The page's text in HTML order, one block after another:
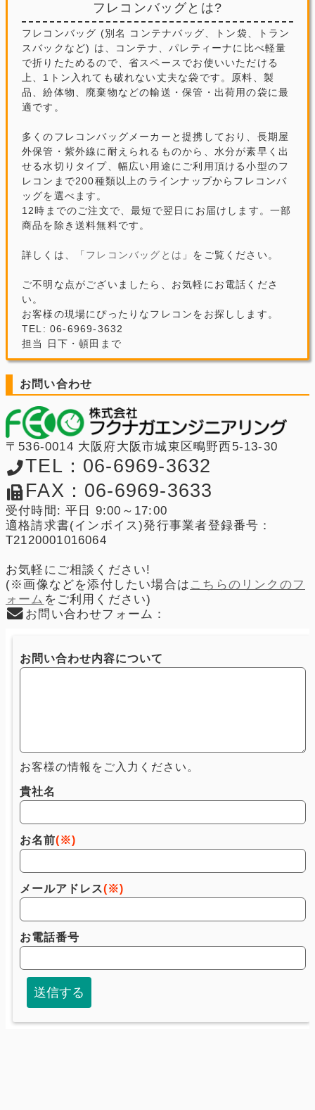
フレコンバッグとは?
フレコンバッグ (別名 コンテナバッグ、トン袋、トラン
スバックなど) は、コンテナ、パレティーナに比べ軽量
で折りたためるので、省スペースでお使いいただける
上、1トン入れても破れない丈夫な袋です。原料、製
品、紛体物、廃棄物などの輸送・保管・出荷用の袋に最
適です。
多くのフレコンバッグメーカーと提携しており、長期屋
外保管・紫外線に耐えられるものから、水分が素早く出
せる水切りタイプ、幅広い用途にご利用頂ける小型のフ
レコンまで200種類以上のラインナップからフレコンバ
ッグを選べます。
12時までのご注文で、最短で翌日にお届けします。一部
商品を除き送料無料です。
詳しくは、「 フレコンバッグとは 」をご覧ください。
ご不明な点がございましたら、お気軽にお電話くださ
い。
お客様の現場にぴったりなフレコンをお探しします。
TEL: 06-6969-3632
担当 日下・頓田まで
お問い合わせ
〒536-0014 大阪府大阪市城東区鴫野西5-13-30
TEL：06-6969-3632
FAX：06-6969-3633
受付時間: 平日 9:00～17:00
適格請求書(インボイス)発行事業者登録番号：
T2120001016064
お気軽にご相談ください!
(※画像などを添付したい場合は こちらのリンクのフ
ォーム をご利用ください)
お問い合わせフォーム：